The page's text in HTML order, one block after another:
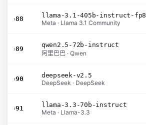
›88
llama-3.1-405b-instruct-fp8
Meta · Llama 3.1 Community
›89
qwen2.5-72b-instruct
阿里巴巴 · Qwen
›90
deepseek-v2.5
DeepSeek · DeepSeek
›91
llama-3.3-70b-instruct
Meta · Llama-3.3